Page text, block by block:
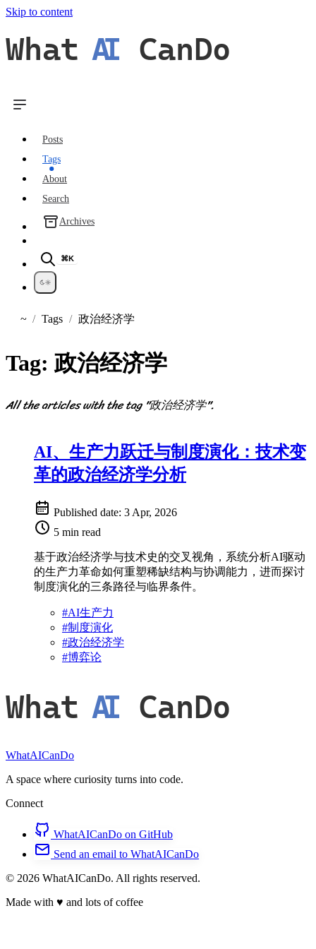
Skip to content
What AI CanDo
Posts
Tags
About
Search
Archives
⌘K
~HomeTags 政治经济学
Tag: 政治经济学
All the articles with the tag "政治经济学".
AI、生产力跃迁与制度演化：技术变
革的政治经济学分析
Published date: 3 Apr, 2026
5 min read
基于政治经济学与技术史的交叉视角，系统分析AI驱动
的生产力革命如何重塑稀缺结构与协调能力，进而探讨
制度演化的三条路径与临界条件。
#AI生产力
#制度演化
#政治经济学
#博弈论
What AI CanDo
WhatAICanDo
A space where curiosity turns into code.
Connect
WhatAICanDo on GitHub
Send an email to WhatAICanDo
© 2026 WhatAICanDo. All rights reserved.
Made with ♥ and lots of coffee